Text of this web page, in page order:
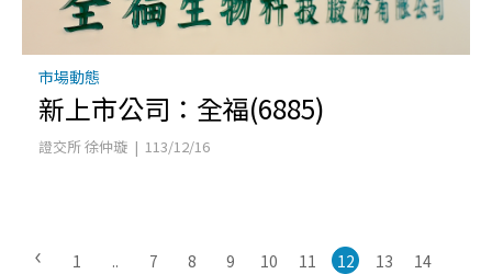
市場動態
新上市公司：全福(6885)
證交所 徐仲璇 | 113/12/16
1 .. 7 8 9 10 11 12 13
14